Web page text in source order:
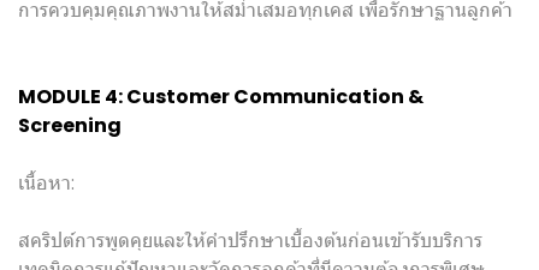
การควบคุมคุณภาพงานให้สม่ำเสมอทุกเคส เพื่อรักษาฐานลูกค้า
MODULE 4: Customer Communication &
Screening
เนื้อหา:
สคริปต์การพูดคุยและให้คำปรึกษาเบื้องต้นก่อนเข้ารับบริการ